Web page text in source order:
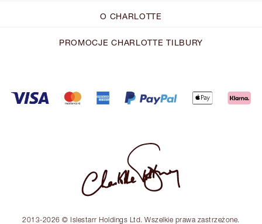
O CHARLOTTE
PROMOCJE CHARLOTTE TILBURY
2013-2026 © Islestarr Holdings Ltd. Wszelkie prawa zastrzeżone.